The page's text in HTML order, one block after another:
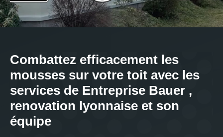
Combattez efficacement les
mousses sur votre toit avec les
services de Entreprise Bauer ,
renovation lyonnaise et son
équipe